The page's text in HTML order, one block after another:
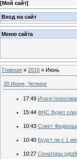
[Мой сайт]
Вход на сайт
Меню сайта
Главная » 2016 » Июнь
30 Июня, Четверг
17:49 Итоги
15:44 ФНС будет
10:43 Совет
10:40 Будут ли с 1
10:27 Сенаторы